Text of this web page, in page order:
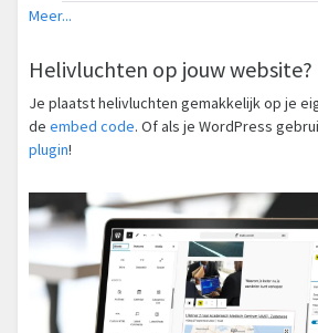
Meer...
Helivluchten op jouw website?
Je plaatst helivluchten gemakkelijk op je
de embed code. Of als je WordPress
plugin!